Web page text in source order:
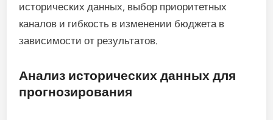
исторических данных, выбор приоритетных
каналов и гибкость в изменении бюджета в
зависимости от результатов.
Анализ исторических данных для
прогнозирования